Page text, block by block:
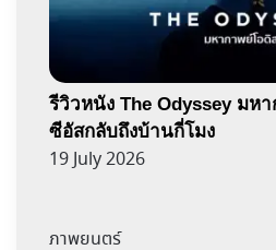
รีวิวหนัง The Odyssey มห
ซีอัสกลับถึงบ้านกี่โมง
19 July 2026
ภาพยนตร์